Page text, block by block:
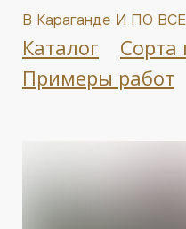
В Караганде И ПО
Каталог
Сорта
Примеры работ